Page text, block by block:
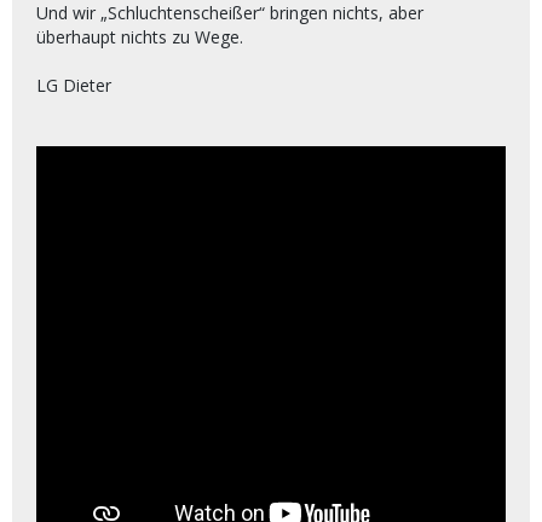
Und wir „Schluchtenscheißer“ bringen nichts, aber
überhaupt nichts zu Wege.
LG Dieter